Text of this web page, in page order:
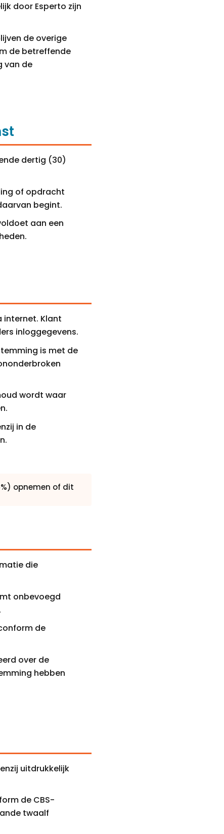
door Esperto zijn
de overige
de betreffende
van de
dertig (30)
of opdracht
begint.
aan een
internet. Klant
inloggegevens.
is met de
wordt waar
in de
opnemen of dit
die
onbevoegd
de
over de
hebben
uitdrukkelijk
de CBS-
twaalf